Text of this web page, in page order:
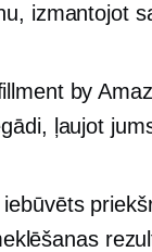
izmantojot
by
ļaujot
iebūvēts